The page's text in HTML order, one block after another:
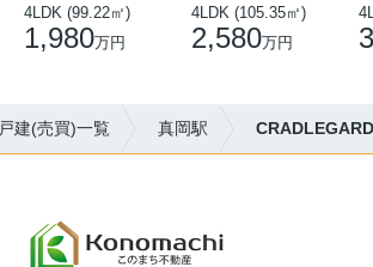
4LDK (99.22㎡)
1,980万円
4LDK (105.35㎡)
2,580万円
建(売買)一覧 真岡駅